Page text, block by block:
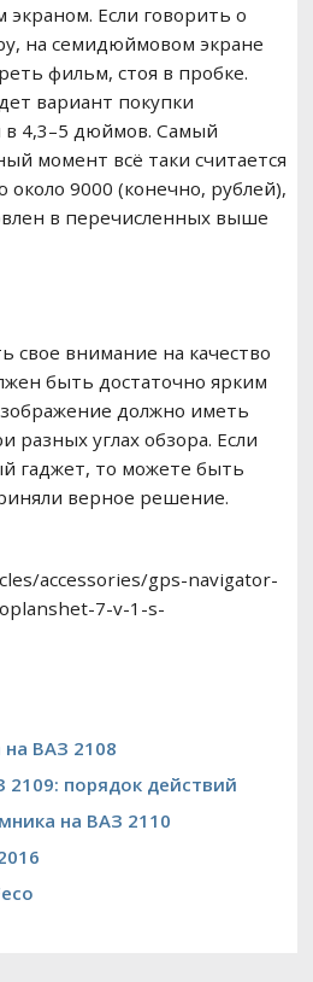
Если говорить о
на семидюймовом экране
фильм, стоя в пробке.
вариант покупки
в 4,3–5 дюймов. Самый
момент всё таки считается
9000 (конечно, рублей),
в перечисленных выше
свое внимание на качество
быть достаточно ярким
должно иметь
разных углах обзора. Если
гаджет, то можете быть
верное решение.
accessories/gps-navigator-
7-v-1-s-
ВАЗ 2108
порядок действий
на ВАЗ 2110